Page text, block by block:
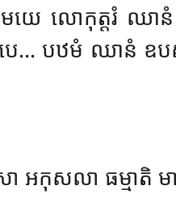
េ លោកុត្តរំ ឈា
បេ… បឋមំ ឈានំ ឧប
អកុសលា ធម្មាតិ ម